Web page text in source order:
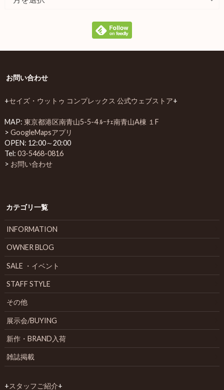
お問い合わせ
+セイズ・ウットゥ コンプレックス 公式ウェブストア+
MAP: 東京都港区南青山5-5-4 ﾙｰﾁｪ南青山A棟 １F
> GoogleMapsアプリ
OPEN: 12:00～20:00
Tel: 03-5468-0816
> お問い合わせ
カテゴリ一覧
INFORMATION
OWNER BLOG
SALE ・イベント
STAFF STYLE
その他
展示会/BUYING
新作・BRAND入荷
雑誌掲載
+スタッフご紹介+